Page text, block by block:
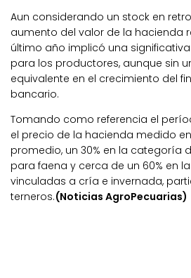
Aun considerando un stock en
aumento del valor de la hacienda
último año implicó una
para los productores, aunque sin
equivalente en el crecimiento del
bancario.
Tomando como referencia el
el precio de la hacienda medido
promedio, un 30% en la categoría
para faena y cerca de un 60% en
vinculadas a cría e invernada,
terneros.(Noticias AgroPecuarias)